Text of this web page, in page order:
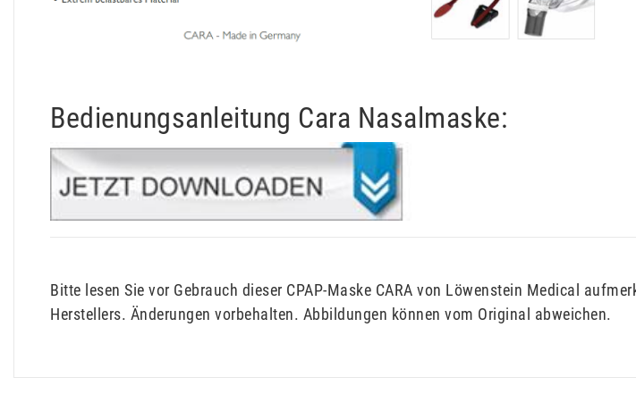
Bedienungsanleitung Cara Nasalmaske:
Bitte lesen Sie vor Gebrauch dieser CPAP-Maske CARA von Löwenstein Medical
Herstellers. Änderungen vorbehalten. Abbildungen können vom Original abweichen.